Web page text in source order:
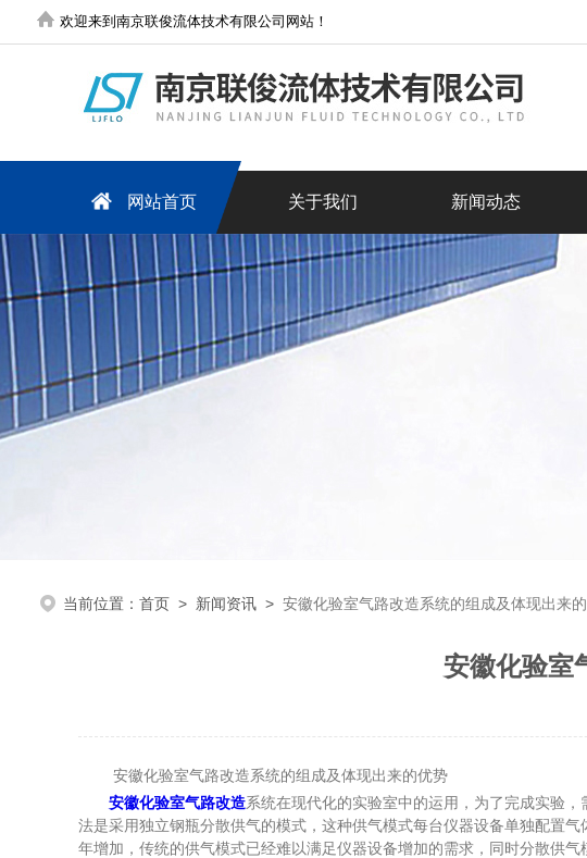
欢迎来到南京联俊流体技术有限公司网站！
网站首页 关于我们 新闻动态
当前位置： 首页> 新闻资讯> 安徽化验室气路改造系统的组成及体现出来
安徽化验室
安徽化验室气路改造系统的组成及体现出来的优势
安徽化验室气路改造系统在现代化的实验室中的运用，为了完成实验
法是采用独立钢瓶分散供气的模式，这种供气模式每台仪器设备单独配置
年增加，传统的供气模式已经难以满足仪器设备增加的需求，同时分散供